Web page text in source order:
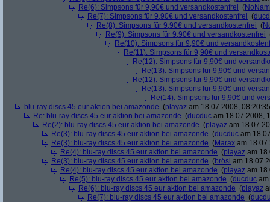
Re(6): Simpsons für 9,90€ und versandkostenfrei (
Re(7): Simpsons für 9,90€ und versandkostenfrei (
Re(8): Simpsons für 9,90€ und versandkostenfrei (
Re(9): Simpsons für 9,90€ und versandkostenfrei
Re(10): Simpsons für 9,90€ und
Re(11): Simpsons für 9,90€ und
Re(12): Simpsons für 9,90€ und
Re(13): Simpsons für 9,90€ und
Re(12): Simpsons für 9,90€ und
Re(13): Simpsons für 9,90€ und
Re(14): Simpsons für 9,90€ und
blu-ray discs 45 eur aktion bei amazonde (playaz am 18.07.2008,
Re: blu-ray discs 45 eur aktion bei amazonde (ducduc am 18.07.2008,
Re(2): blu-ray discs 45 eur aktion bei amazonde (playaz am
Re(3): blu-ray discs 45 eur aktion bei amazonde (ducduc am
Re(3): blu-ray discs 45 eur aktion bei amazonde (Marax am
Re(4): blu-ray discs 45 eur aktion bei amazonde (playaz am
Re(3): blu-ray discs 45 eur aktion bei amazonde (brösl am
Re(4): blu-ray discs 45 eur aktion bei amazonde (playaz am
Re(5): blu-ray discs 45 eur aktion bei amazonde (ducduc
Re(6): blu-ray discs 45 eur aktion bei amazonde (playaz
Re(7): blu-ray discs 45 eur aktion bei amazonde (